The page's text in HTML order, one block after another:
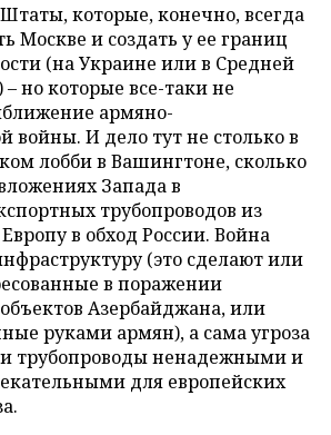
которые, конечно, всегда
Москве и создать у ее границ
(на Украине или в Средней
но которые все-таки не
армяно-
войны. И дело тут не столько в
лобби в Вашингтоне, сколько
Запада в
трубопроводов из
в обход России. Война
(это сделают или
в поражении
Азербайджана, или
руками армян), а сама угроза
трубопроводы ненадежными и
для европейских